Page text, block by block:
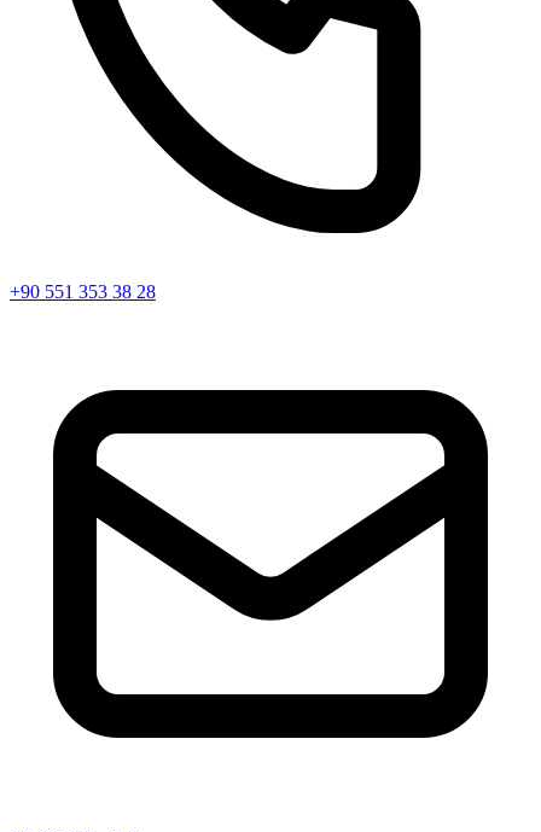
+90 551 353 38 28